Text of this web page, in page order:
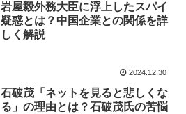
岩屋毅外務大臣に浮上したスパイ
疑惑とは？中国企業との関係を詳
しく解説
2024.12.30
石破茂「ネットを見ると悲しくな
る」の理由とは？石破茂氏の苦悩